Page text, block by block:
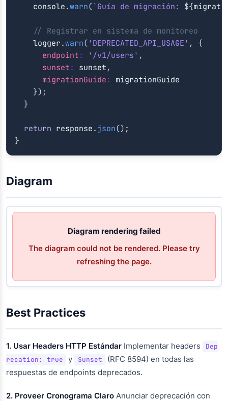
    console
.warn( ` Guía de migración: ${
// Registrar en sistema de monitoreo
    logger
.warn( 'DEPRECATED_API_USAGE' ,
{
endpoint : '/v1/users' ,
sunset : sunset ,
migrationGuide :
migrationGuide
}) ;
}
return response . json() ;
}
Diagram
Diagram rendering failed
The diagram could not be rendered. Please try
refreshing the page.
Best Practices
1. Usar Headers HTTP Estándar Implementar headers
Dep
recation: true
y Sunset
(RFC 8594) en todas las
respuestas de endpoints deprecados.
2. Proveer Cronograma Claro Anunciar deprecación con